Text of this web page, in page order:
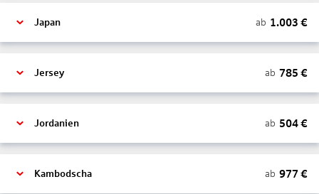
Japan ab 1.003 €
Jersey ab 785 €
Jordanien ab 504€
Kambodscha ab 977 €